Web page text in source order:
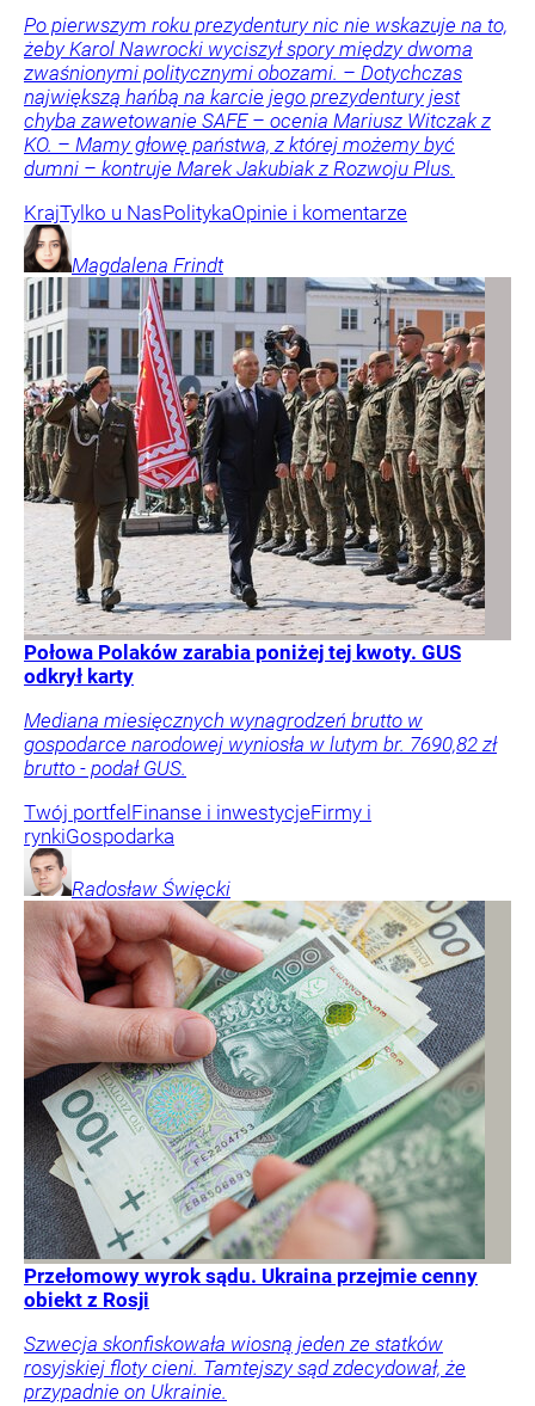
Po pierwszym roku prezydentury nic nie wskazuje na to,
żeby Karol Nawrocki wyciszył spory między dwoma
zwaśnionymi politycznymi obozami. – Dotychczas
największą hańbą na karcie jego prezydentury jest
chyba zawetowanie SAFE – ocenia Mariusz Witczak z
KO. – Mamy głowę państwa, z której możemy być
dumni – kontruje Marek Jakubiak z Rozwoju Plus.
KrajTylko u NasPolitykaOpinie i komentarze
Magdalena Frindt
Połowa Polaków zarabia poniżej tej kwoty. GUS
odkrył karty
Mediana miesięcznych wynagrodzeń brutto w
gospodarce narodowej wyniosła w lutym br. 7690,82 zł
brutto - podał GUS.
Twój portfel Finanse i inwestycjeFirmy i
rynkiGospodarka
Radosław Święcki
Przełomowy wyrok sądu. Ukraina przejmie cenny
obiekt z Rosji
Szwecja skonfiskowała wiosną jeden ze statków
rosyjskiej floty cieni. Tamtejszy sąd zdecydował, że
przypadnie on Ukrainie.